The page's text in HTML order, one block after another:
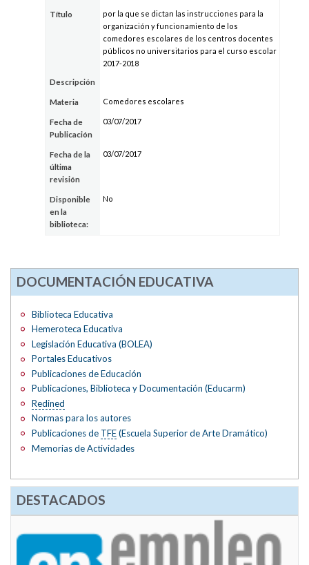
Título
por la que se dictan las instrucciones para la
organización y funcionamiento de los
comedores escolares de los centros docentes
públicos no universitarios para el curso escolar
2017-2018
Descripción
Materia Comedores escolares
Fecha de
Publicación
03/07/2017
Fecha de la
última
revisión
03/07/2017
Disponible
en la
biblioteca:
No
DOCUMENTACIÓN EDUCATIVA
Biblioteca Educativa
Hemeroteca Educativa
Legislación Educativa (BOLEA)
Portales Educativos
Publicaciones de Educación
Publicaciones, Biblioteca y Documentación (Educarm)
Redined
Normas para los autores
Publicaciones de TFE(Escuela Superior de Arte Dramático)
Memorias de Actividades
DESTACADOS